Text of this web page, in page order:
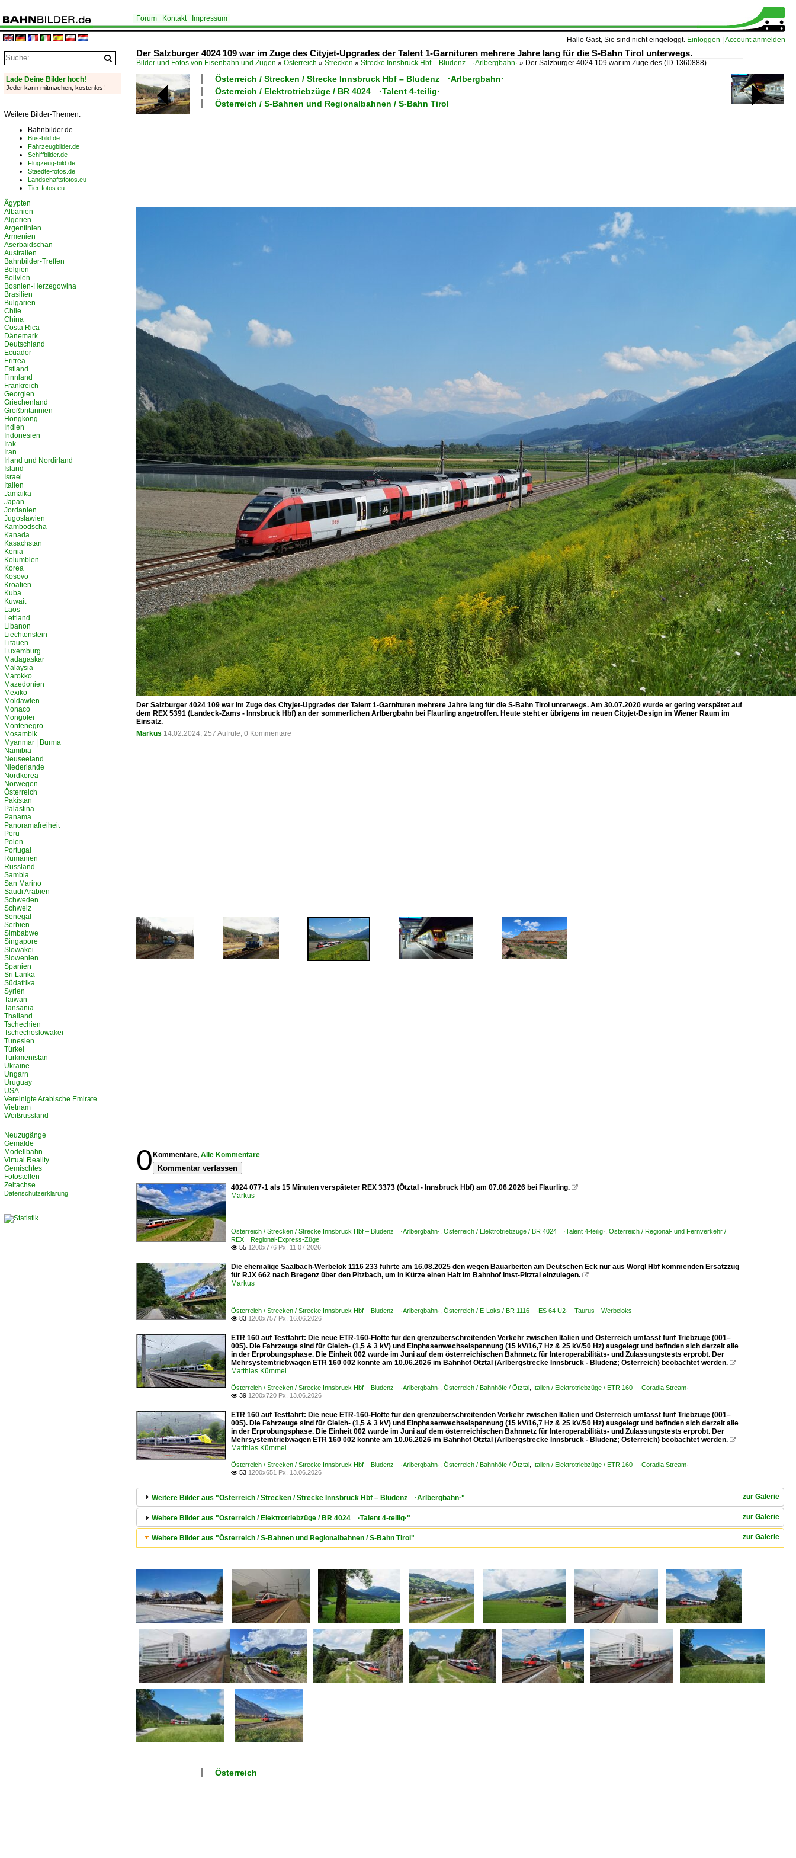
Hallo Gast, Sie sind nicht eingeloggt. Einloggen Account anmelden
Forum Kontakt Impressum
Der Salzburger 4024 109 war im Zuge des Cityjet-Upgrades der Talent 1-Garnituren mehrere Jahre lang für die S-Bahn Tirol unterwegs.
Bilder und Fotos von Eisenbahn und Zügen » Österreich » Strecken » Strecke Innsbruck Hbf – Bludenz ·Arlbergbahn· » Der Salzburger 4024 109 war im Zuge des (ID 1360888)
Österreich / Strecken / Strecke Innsbruck Hbf – Bludenz ·Arlbergbahn·
Österreich / Elektrotriebzüge / BR 4024 ·Talent 4-teilig·
Österreich / S-Bahnen und Regionalbahnen / S-Bahn Tirol
Der Salzburger 4024 109 war im Zuge des Cityjet-Upgrades der Talent 1-Garnituren mehrere Jahre lang für die S-Bahn Tirol unterwegs. Am 30.07.2020 wurde er gering verspätet auf
dem REX 5391 (Landeck-Zams - Innsbruck Hbf) an der sommerlichen Arlbergbahn bei Flaurling angetroffen. Heute steht er übrigens im neuen Cityjet-Design im Wiener Raum im
Einsatz.
Markus 14.02.2024, 257 Aufrufe, 0 Kommentare
0 Kommentare, Alle Kommentare
Kommentar verfassen
4024 077-1 als 15 Minuten verspäteter REX 3373 (Ötztal - Innsbruck Hbf) am 07.06.2026 bei Flaurling. 
Markus
Österreich / Strecken / Strecke Innsbruck Hbf – Bludenz ·Arlbergbahn· Österreich / Elektrotriebzüge / BR 4024 ·Talent 4-teilig· Österreich / Regional- und Fernverkehr /
REX Regional-Express-Züge
 55 1200x776 Px, 11.07.2026
Die ehemalige Saalbach-Werbelok 1116 233 führte am 16.08.2025 den wegen Bauarbeiten am Deutschen Eck nur aus Wörgl Hbf kommenden Ersatzzug
für RJX 662 nach Bregenz über den Pitzbach, um in Kürze einen Halt im Bahnhof Imst-Pitztal einzulegen. 
Markus
Österreich / Strecken / Strecke Innsbruck Hbf – Bludenz ·Arlbergbahn· Österreich / E-Loks / BR 1116 ·ES 64 U2· Taurus Werbeloks
 83 1200x757 Px, 16.06.2026
ETR 160 auf Testfahrt: Die neue ETR-160-Flotte für den grenzüberschreitenden Verkehr zwischen Italien und Österreich umfasst fünf Triebzüge (001–
005). Die Fahrzeuge sind für Gleich- (1,5 & 3 kV) und Einphasenwechselspannung (15 kV/16,7 Hz & 25 kV/50 Hz) ausgelegt und befinden sich derzeit alle
in der Erprobungsphase. Die Einheit 002 wurde im Juni auf dem österreichischen Bahnnetz für Interoperabilitäts- und Zulassungstests erprobt. Der
Mehrsystemtriebwagen ETR 160 002 konnte am 10.06.2026 im Bahnhof Ötztal (Arlbergstrecke Innsbruck - Bludenz; Österreich) beobachtet werden. 
Matthias Kümmel
Österreich / Strecken / Strecke Innsbruck Hbf – Bludenz ·Arlbergbahn· Österreich / Bahnhöfe / Ötztal Italien / Elektrotriebzüge / ETR 160 ·Coradia Stream·
 39 1200x720 Px, 13.06.2026
ETR 160 auf Testfahrt: Die neue ETR-160-Flotte für den grenzüberschreitenden Verkehr zwischen Italien und Österreich umfasst fünf Triebzüge (001–
005). Die Fahrzeuge sind für Gleich- (1,5 & 3 kV) und Einphasenwechselspannung (15 kV/16,7 Hz & 25 kV/50 Hz) ausgelegt und befinden sich derzeit alle
in der Erprobungsphase. Die Einheit 002 wurde im Juni auf dem österreichischen Bahnnetz für Interoperabilitäts- und Zulassungstests erprobt. Der
Mehrsystemtriebwagen ETR 160 002 konnte am 10.06.2026 im Bahnhof Ötztal (Arlbergstrecke Innsbruck - Bludenz; Österreich) beobachtet werden. 
Matthias Kümmel
Österreich / Strecken / Strecke Innsbruck Hbf – Bludenz ·Arlbergbahn· Österreich / Bahnhöfe / Ötztal Italien / Elektrotriebzüge / ETR 160 ·Coradia Stream·
 53 1200x651 Px, 13.06.2026
zur Galerie
Weitere Bilder aus "Österreich / Strecken / Strecke Innsbruck Hbf – Bludenz ·Arlbergbahn·"
zur Galerie
Weitere Bilder aus "Österreich / Elektrotriebzüge / BR 4024 ·Talent 4-teilig·"
zur Galerie
Weitere Bilder aus "Österreich / S-Bahnen und Regionalbahnen / S-Bahn Tirol"
Österreich
Lade Deine Bilder hoch!
Jeder kann mitmachen, kostenlos!
Weitere Bilder-Themen:
Bahnbilder.de
Bus-bild.de
Fahrzeugbilder.de
Schiffbilder.de
Flugzeug-bild.de
Staedte-fotos.de
Landschaftsfotos.eu
Tier-fotos.eu
Ägypten
Albanien
Algerien
Argentinien
Armenien
Aserbaidschan
Australien
Bahnbilder-Treffen
Belgien
Bolivien
Bosnien-Herzegowina
Brasilien
Bulgarien
Chile
China
Costa Rica
Dänemark
Deutschland
Ecuador
Eritrea
Estland
Finnland
Frankreich
Georgien
Griechenland
Großbritannien
Hongkong
Indien
Indonesien
Irak
Iran
Irland und Nordirland
Island
Israel
Italien
Jamaika
Japan
Jordanien
Jugoslawien
Kambodscha
Kanada
Kasachstan
Kenia
Kolumbien
Korea
Kosovo
Kroatien
Kuba
Kuwait
Laos
Lettland
Libanon
Liechtenstein
Litauen
Luxemburg
Madagaskar
Malaysia
Marokko
Mazedonien
Mexiko
Moldawien
Monaco
Mongolei
Montenegro
Mosambik
Myanmar | Burma
Namibia
Neuseeland
Niederlande
Nordkorea
Norwegen
Österreich
Pakistan
Palästina
Panama
Panoramafreiheit
Peru
Polen
Portugal
Rumänien
Russland
Sambia
San Marino
Saudi Arabien
Schweden
Schweiz
Senegal
Serbien
Simbabwe
Singapore
Slowakei
Slowenien
Spanien
Sri Lanka
Südafrika
Syrien
Taiwan
Tansania
Thailand
Tschechien
Tschechoslowakei
Tunesien
Türkei
Turkmenistan
Ukraine
Ungarn
Uruguay
USA
Vereinigte Arabische Emirate
Vietnam
Weißrussland
Neuzugänge
Gemälde
Modellbahn
Virtual Reality
Gemischtes
Fotostellen
Zeitachse
Datenschutzerklärung